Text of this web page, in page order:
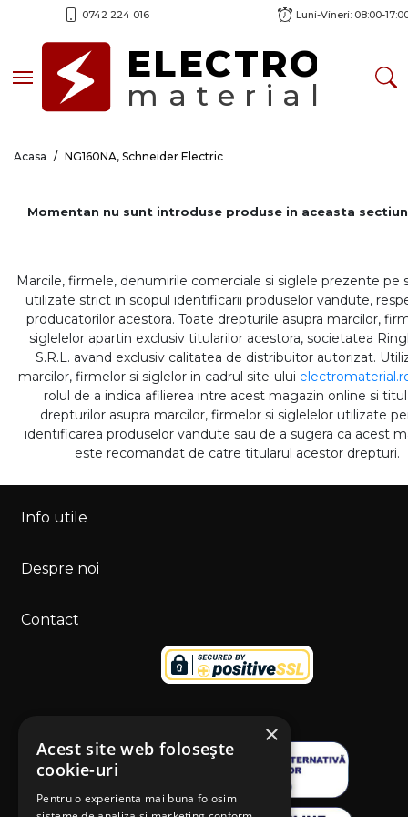
0742 224 016 Luni-Vineri: 08:00-
Toggle navigationELECTRO
material
Acasa NG160NA, Schneider Electric
Momentan nu sunt introduse produse in aceasta
Marcile, firmele, denumirile comerciale si siglele prezente pe
utilizate strict in scopul identificarii produselor vandute,
producatorilor acestora. Toate drepturile asupra marcilor,
siglelelor apartin exclusiv titularilor acestora, societatea
S.R.L. avand exclusiv calitatea de distribuitor autorizat.
marcilor, firmelor si siglelor in cadrul site-ului
rolul de a indica afilierea intre acest magazin online si
drepturilor asupra marcilor, firmelor si siglelelor utilizate
identificarea produselor vandute sau de a sugera ca acest
este recomandat de catre titularul acestor drepturi.
Info utile
Despre noi
Contact
×
Acest site web folosește
cookie-uri
Pentru o experienta mai buna folosim